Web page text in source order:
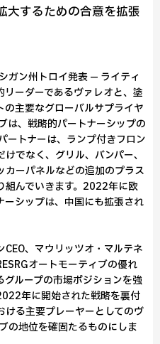
大するための合意を拡張
ガン州トロイ発表 — ライティ
ーダーであるヴァレオと、塗
主要なグローバルサプライヤ
は、戦略的パートナーシップの
ートナーは、ランプ付きフロン
でなく、グリル、バンパー、
ーパネルなどの追加のプラス
組んでいきます。2022年に欧
シップは、中国にも拡張され
、マウリッツオ・マルテネ
オートモーティブの優れ
ループの市場ポジションを強
年に開始された戦略を裏付
ける主要プレーヤーとしてのヴ
の地位を確固たるものにしま